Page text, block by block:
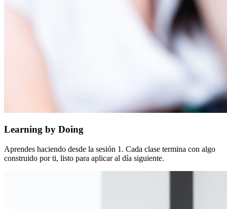
Learning by Doing
Aprendes haciendo desde la sesión 1. Cada clase termina con algo
construido por ti, listo para aplicar al día siguiente.